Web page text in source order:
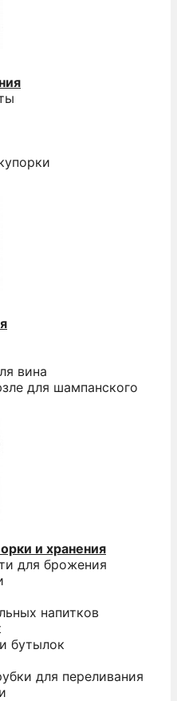
вина
для шампанского
и хранения
для брожения
напитков
бутылок
для переливания